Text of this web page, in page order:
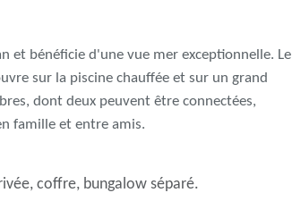
et bénéficie d'une vue mer exceptionnelle. Le
sur la piscine chauffée et sur un grand
dont deux peuvent être connectées,
famille et entre amis.
coffre, bungalow séparé.